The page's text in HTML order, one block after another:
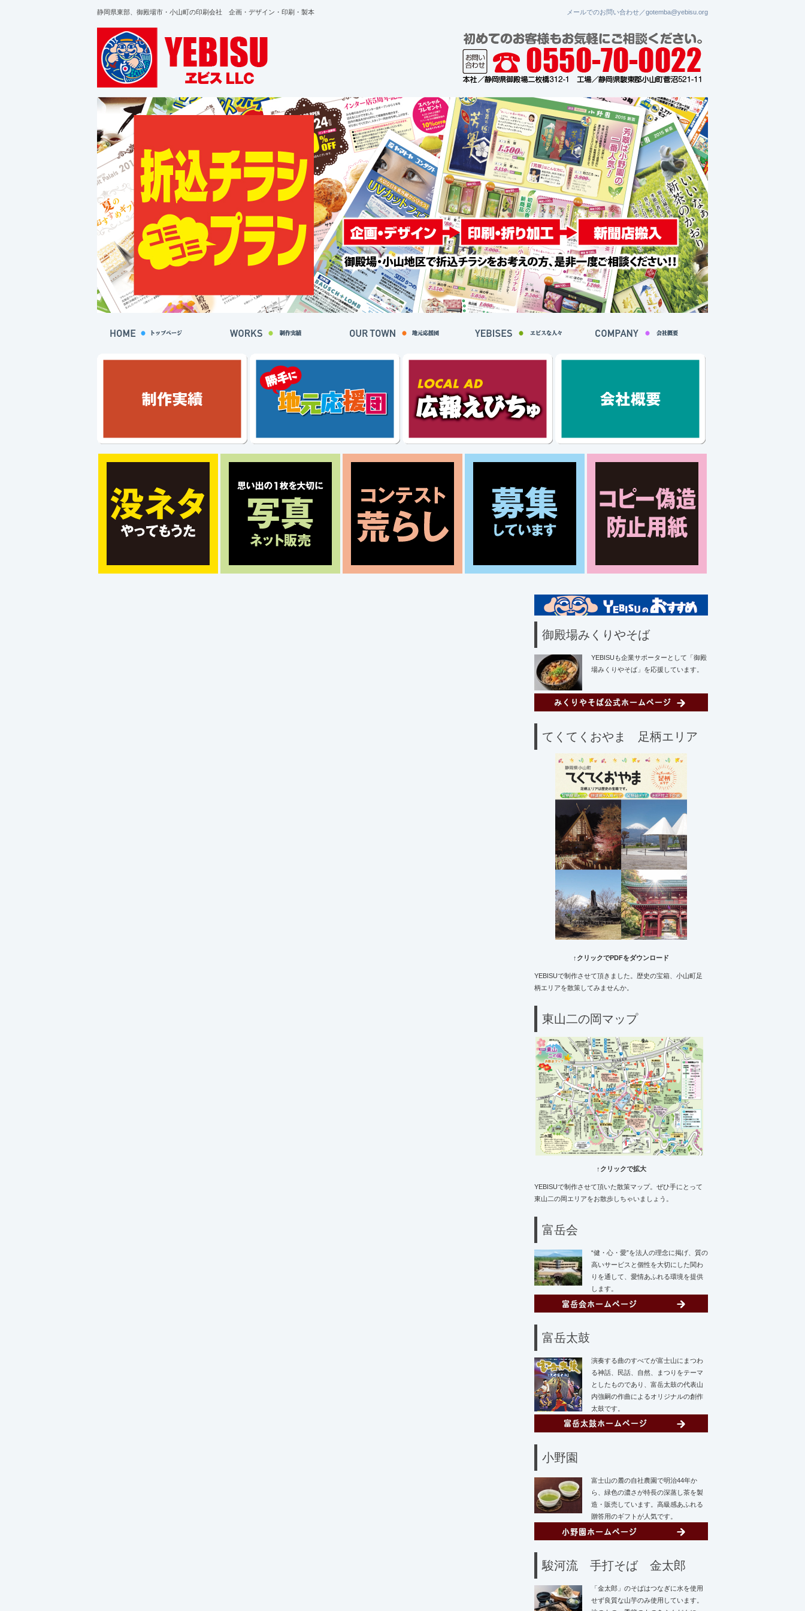
静岡県東部、御殿場市・小山町の印刷会社 企画・デザイン・印刷・製本 メールでのお問い合わせ／gotemba@yebisu.org
御殿場みくりやそば
YEBISUも企業サポーターとして「御殿
場みくりやそば」を応援しています。
てくてくおやま 足柄エリア
↑クリックでPDFをダウンロード
YEBISUで制作させて頂きました。歴史の宝箱、小山町足
柄エリアを散策してみませんか。
東山二の岡マップ
↑クリックで拡大
YEBISUで制作させて頂いた散策マップ。ぜひ手にとって
東山二の岡エリアをお散歩しちゃいましょう。
富岳会
“健・心・愛”を法人の理念に掲げ、質の
高いサービスと個性を大切にした関わ
りを通して、愛情あふれる環境を提供
します。
富岳太鼓
演奏する曲のすべてが富士山にまつわ
る神話、民話、自然、まつりをテーマ
としたものであり、富岳太鼓の代表山
内強嗣の作曲によるオリジナルの創作
太鼓です。
小野園
富士山の麓の自社農園で明治44年か
ら、緑色の濃さが特長の深蒸し茶を製
造・販売しています。高級感あふれる
贈答用のギフトが人気です。
駿河流 手打そば 金太郎
「金太郎」のそばはつなぎに水を使用
せず良質な山芋のみ使用しています。